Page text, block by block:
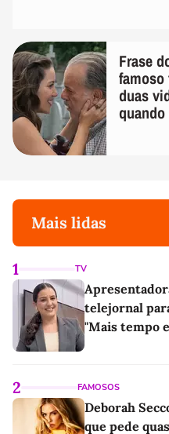
Frase
duas
Mais lidas
1 TV
telejornal
"Mais tempo
2 FAMOSOS
Deborah
que pede